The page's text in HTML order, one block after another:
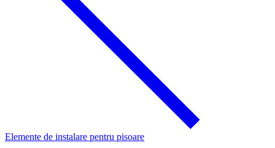
Elemente de instalare pentru pisoare